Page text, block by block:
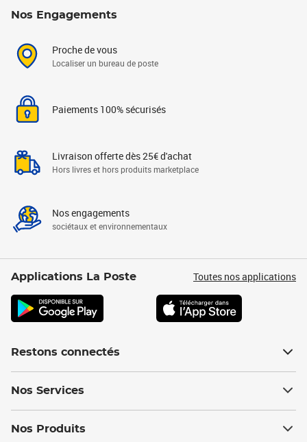
Nos Engagements
Proche de vous
Localiser un bureau de poste
Paiements 100% sécurisés
Livraison offerte dès 25€ d'achat
Hors livres et hors produits marketplace
Nos engagements
sociétaux et environnementaux
Applications La Poste Toutes nos applications
Restons connectés
Nos Services
Nos Produits